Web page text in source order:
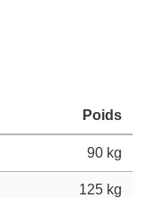
Poids
90 kg
125 kg